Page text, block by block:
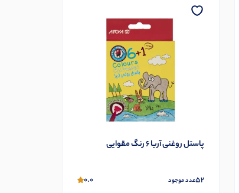
پاستل روغنی آریا 6 رنگ مقوایی
52عدد موجود 0.0